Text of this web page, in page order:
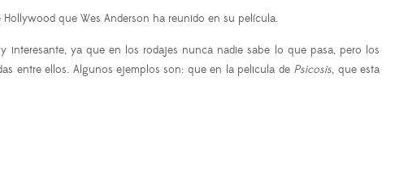
que Wes Anderson ha reunido en su película.
interesante, ya que en los rodajes nunca nadie sabe lo que pasa, pero los
entre ellos. Algunos ejemplos son: que en la pelicula de Psicosis, que esta